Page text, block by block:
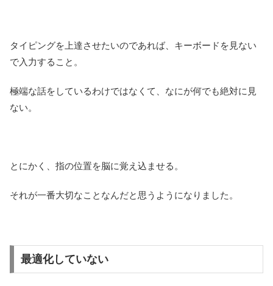
タイピングを上達させたいのであれば、キーボードを見ない
で入力すること。
極端な話をしているわけではなくて、なにが何でも絶対に見
ない。
とにかく、指の位置を脳に覚え込ませる。
それが一番大切なことなんだと思うようになりました。
最適化していない